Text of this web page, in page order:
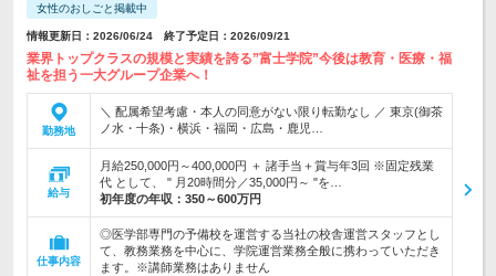
女性のおしごと掲載中
情報更新日：2026/06/24 終了予定日：2026/09/21
業界トップクラスの規模と実績を誇る”富士学院”今後は教育・医療・福
祉を担う一大グループ企業へ！
勤務地
＼ 配属希望考慮・本人の同意がない限り転勤なし ／ 東京(御茶
ノ水・十条)・横浜・福岡・広島・鹿児…
給与
月給250,000円～400,000円 ＋ 諸手当＋賞与年3回 ※固定残業
代 として、 " 月20時間分／35,000円～ "を…
初年度の年収： 350～600万円
仕事内容
◎医学部専門の予備校を運営する当社の校舎運営スタッフとし
て、教務業務を中心に、学院運営業務全般に携わっていただき
ます。※講師業務はありません